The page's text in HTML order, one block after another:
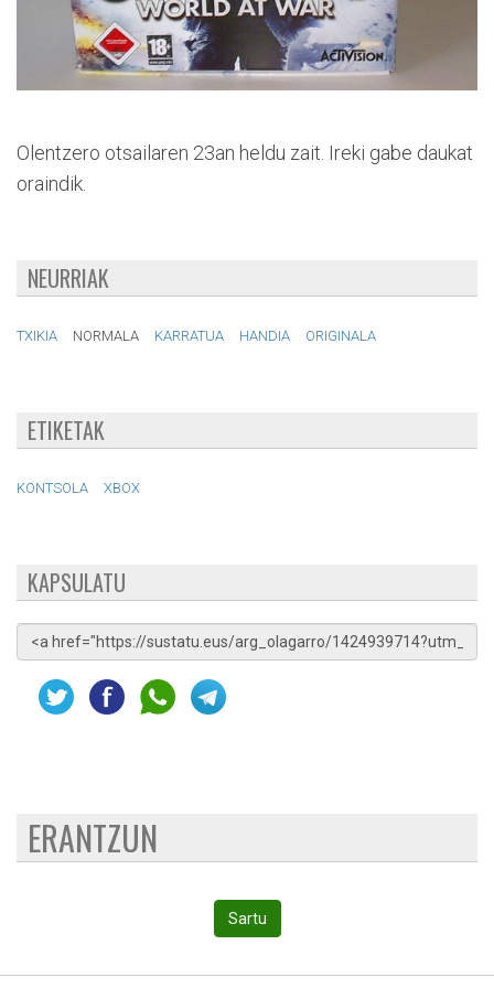
Olentzero otsailaren 23an heldu zait. Ireki gabe daukat
oraindik.
NEURRIAK
TXIKIA NORMALA KARRATUA HANDIA ORIGINALA
ETIKETAK
KONTSOLA XBOX
KAPSULATU
ERANTZUN
Sartu